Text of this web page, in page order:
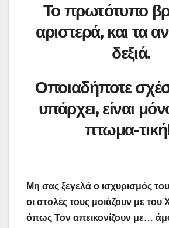
Το πρωτότυπο
αριστερά, και τα
δεξιά.
Οποιαδήποτε
υπάρχει, είναι
πτωμα-
Μη σας ξεγελά ο ισχυρισμός του
οι στολές τους μοιάζουν με του
όπως Τον απεικονίζουν με…